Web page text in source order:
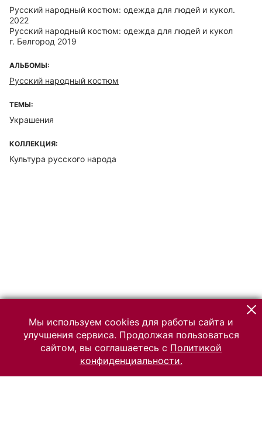
Русский народный костюм: одежда для людей и кукол.
2022
Русский народный костюм: одежда для людей и кукол
г. Белгород 2019
АЛЬБОМЫ:
Русский народный костюм
ТЕМЫ:
Украшения
КОЛЛЕКЦИЯ:
Культура русского народа
Мы используем cookies для работы сайта и
улучшения сервиса. Продолжая пользоваться
сайтом, вы соглашаетесь с Политикой
конфиденциальности.